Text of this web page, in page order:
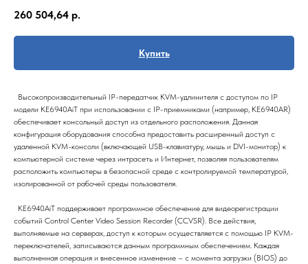
260 504,64 р.
Купить
Высокопроизводительный IP-передатчик KVM-удлинителя с доступом по IP
модели KE6940AiT при использовании с IP-приемниками (например, KE6940AR)
обеспечивает консольный доступ из отдельного расположения. Данная
конфигурация оборудования способна предоставить расширенный доступ с
удаленной KVM-консоли (включающей USB-клавиатуру, мышь и DVI-монитор) к
компьютерной системе через интрасеть и Интернет, позволяя пользователям
расположить компьютеры в безопасной среде с контролируемой температурой,
изолированной от рабочей среды пользователя.
KE6940AiT поддерживает программное обеспечение для видеорегистрации
событий Control Center Video Session Recorder (CCVSR). Все действия,
выполняемые на серверах, доступ к которым осуществляется с помощью IP KVM-
переключателей, записываются данным программным обеспечением. Каждая
выполненная операция и внесенное изменение – с момента загрузки (BIOS) до